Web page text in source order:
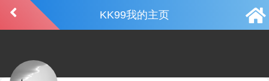
KK99我的主页